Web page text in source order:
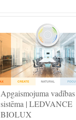
Apgaismojuma vadības
sistēma | LEDVANCE
BIOLUX